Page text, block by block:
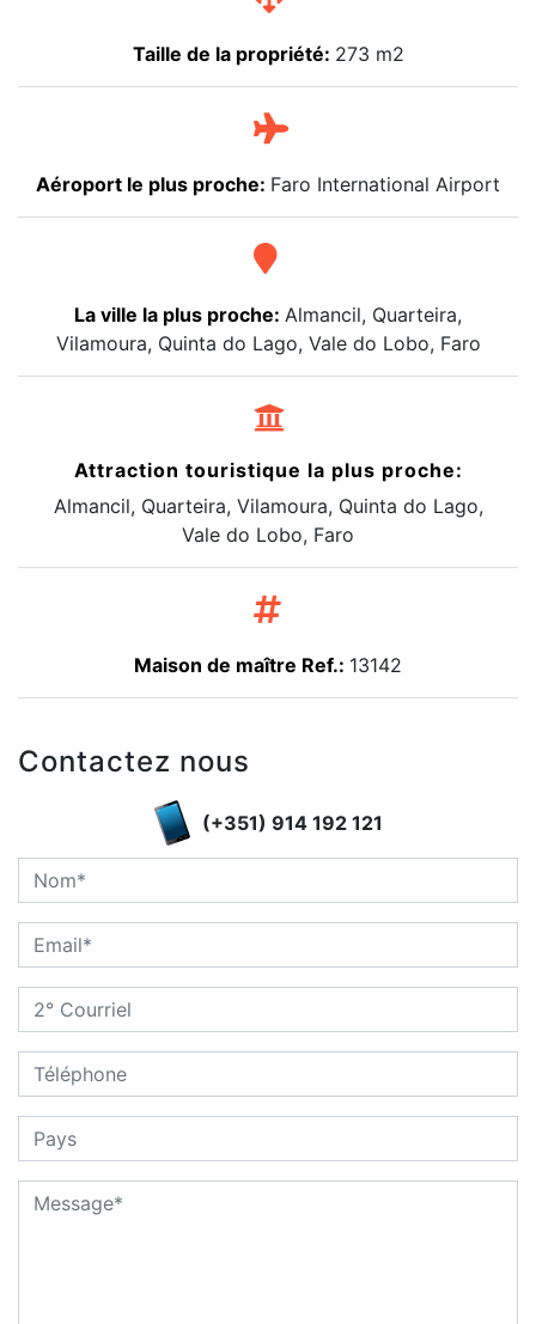
Taille de la propriété: 273 m2
Aéroport le plus proche: Faro International Airport
La ville la plus proche: Almancil, Quarteira,
Vilamoura, Quinta do Lago, Vale do Lobo, Faro
Attraction touristique la plus proche:
Almancil, Quarteira, Vilamoura, Quinta do Lago,
Vale do Lobo, Faro
Maison de maître Ref.: 13142
Contactez nous
(+351) 914 192 121